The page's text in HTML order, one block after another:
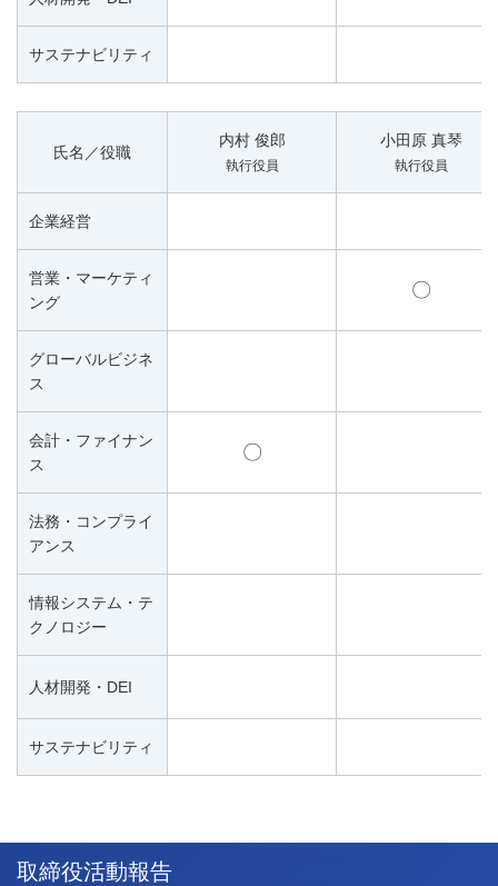
サステナビリティ
氏名／役職
内村 俊郎
執行役員
小田原 真琴
執行役員
企業経営
営業・マーケティ
ング
〇
グローバルビジネ
ス
会計・ファイナン
ス
〇
法務・コンプライ
アンス
情報システム・テ
クノロジー
人材開発・DEI
サステナビリティ
取締役活動報告